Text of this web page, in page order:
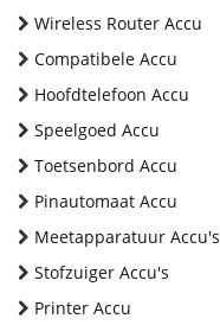
Wireless Router Accu
Compatibele Accu
Hoofdtelefoon Accu
Speelgoed Accu
Toetsenbord Accu
Pinautomaat Accu
Meetapparatuur Accu's
Stofzuiger Accu's
Printer Accu